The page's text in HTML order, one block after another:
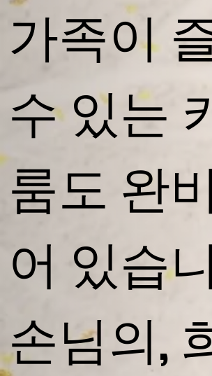
가족이
수 있는
룸도 완
어 있습
손님의,